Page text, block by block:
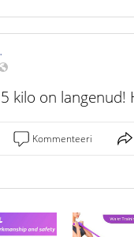
kilo on langenud!
Kommenteeri